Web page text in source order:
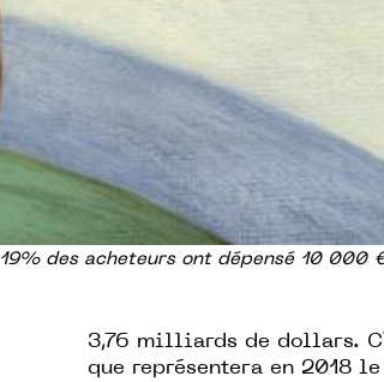
19% des acheteurs ont dépensé 10 000
3,76 milliards de dollars.
que représentera en 2018